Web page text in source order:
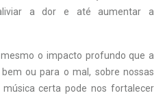
a dor e até aumentar a
o impacto profundo que a
ou para o mal, sobre nossas
certa pode nos fortalecer